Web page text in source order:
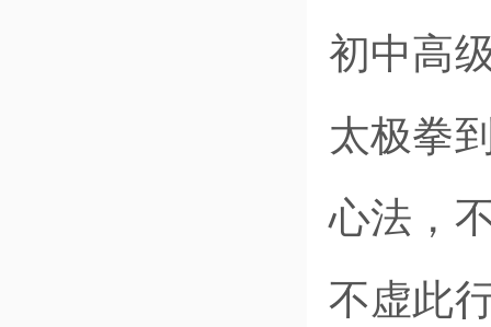
初中高
太极拳
心法，
不虚此